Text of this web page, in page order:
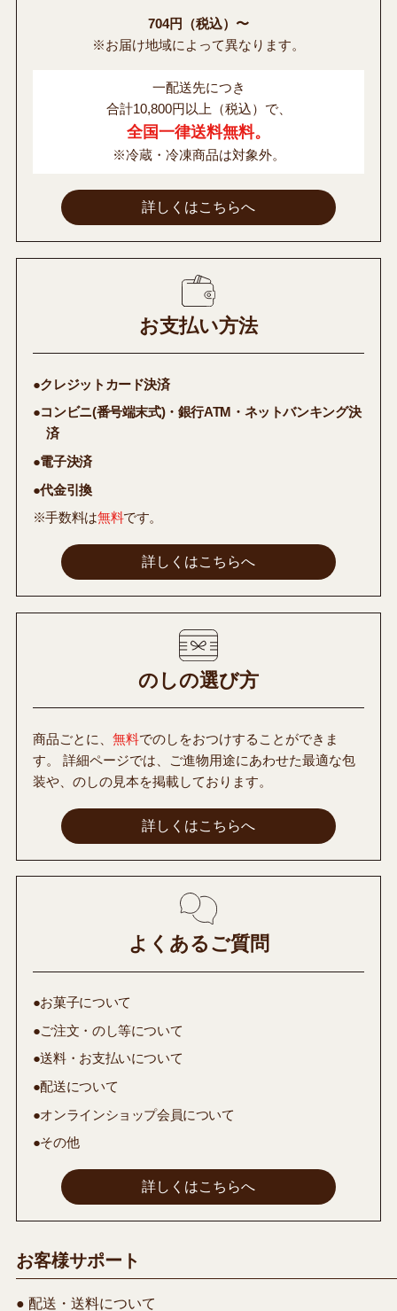
704円（税込）〜
※お届け地域によって異なります。
一配送先につき
合計10,800円以上（税込）で、
全国一律送料無料。
※冷蔵・冷凍商品は対象外。
詳しくはこちらへ
お支払い方法
●クレジットカード決済
●コンビニ(番号端末式)・銀行ATM・ネットバンキング決
済
●電子決済
●代金引換
※手数料は無料です。
詳しくはこちらへ
のしの選び方
商品ごとに、 無料でのしをおつけすることができま
す。 詳細ページでは、ご進物用途にあわせた最適な包
装や、のしの見本を掲載しております。
詳しくはこちらへ
よくあるご質問
●お菓子について
●ご注文・のし等について
●送料・お支払いについて
●配送について
●オンラインショップ会員について
●その他
詳しくはこちらへ
お客様サポート
● 配送・送料について